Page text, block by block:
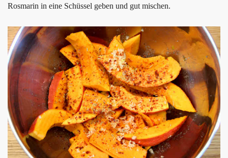
Rosmarin in eine Schüssel geben und gut mischen.